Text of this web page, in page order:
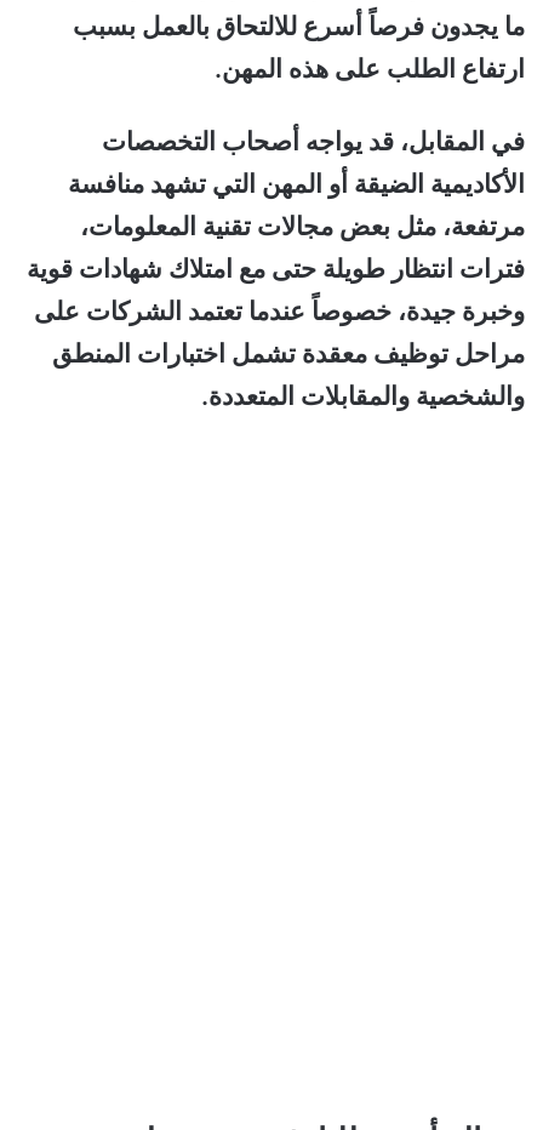
ما يجدون فرصاً أسرع للالتحاق بالعمل بسبب
ارتفاع الطلب على هذه المهن.
في المقابل، قد يواجه أصحاب التخصصات
الأكاديمية الضيقة أو المهن التي تشهد منافسة
مرتفعة، مثل بعض مجالات تقنية المعلومات،
فترات انتظار طويلة حتى مع امتلاك شهادات قوية
وخبرة جيدة، خصوصاً عندما تعتمد الشركات على
مراحل توظيف معقدة تشمل اختبارات المنطق
والشخصية والمقابلات المتعددة.